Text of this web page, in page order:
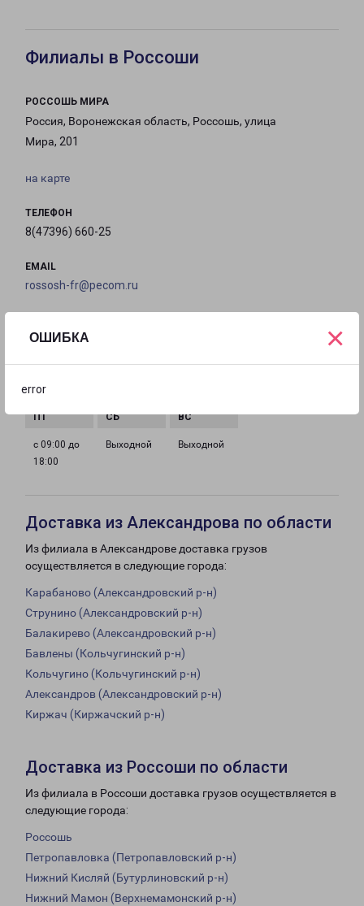
ОШИБКА
error
×
Филиалы в Россоши
РОССОШЬ МИРА
Россия, Воронежская область, Россошь, улица
Мира, 201
на карте
ТЕЛЕФОН
8(47396) 660-25
EMAIL
rossosh-fr@pecom.ru
18:00
с 09:00 до
18:00
Выходной Выходной
Доставка из Александрова по области
Из филиала в Александрове доставка грузов
осуществляется в следующие города:
Карабаново (Александровский р-н)
Струнино (Александровский р-н)
Балакирево (Александровский р-н)
Бавлены (Кольчугинский р-н)
Кольчугино (Кольчугинский р-н)
Александров (Александровский р-н)
Киржач (Киржачский р-н)
Доставка из Россоши по области
Из филиала в Россоши доставка грузов осуществляется в
следующие города:
Россошь
Петропавловка (Петропавловский р-н)
Нижний Кисляй (Бутурлиновский р-н)
Нижний Мамон (Верхнемамонский р-н)